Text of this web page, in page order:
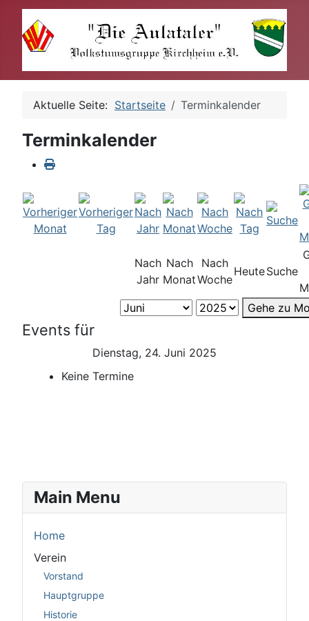
Aktuelle Seite: Startseite Terminkalender
Terminkalender
Nach
Jahr
Nach
Monat
Nach
Woche
HeuteSuche
Gehe zu
Events für
Dienstag, 24. Juni 2025
Keine Termine
Main Menu
Home
Verein
Vorstand
Hauptgruppe
Historie